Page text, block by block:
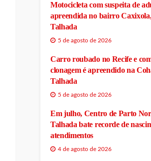
Motocicleta com suspeita de
apreendida no bairro
Talhada
5 de agosto de 2026
Carro roubado no Recife e
clonagem é apreendido na
Talhada
5 de agosto de 2026
Em julho, Centro de Parto
Talhada bate recorde de
atendimentos
4 de agosto de 2026